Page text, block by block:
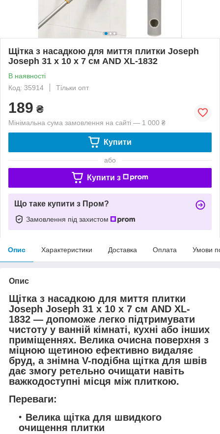
Щітка з насадкою для миття плитки Joseph
Joseph 31 х 10 х 7 см AND XL-1832
В наявності
Код: 35914
Тільки опт
189 ₴
Мінімальна сума замовлення на сайті — 1 000 ₴
Купити
або
Купити з
Що таке купити з Пром?
Замовлення під захистом
Опис Характеристики Доставка Оплата Умови
Опис
Щітка з насадкою для миття плитки
Joseph Joseph 31 х 10 х 7 см AND XL-
1832 — допоможе легко підтримувати
чистоту у ванній кімнаті, кухні або інших
приміщеннях. Велика очисна поверхня з
міцною щетиною ефективно видаляє
бруд, а знімна V-подібна щітка для швів
дає змогу ретельно очищати навіть
важкодоступні місця між плиткою.
Переваги:
Велика щітка для швидкого
очищення плитки